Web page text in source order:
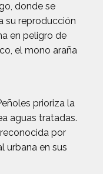
donde se
su reproducción
en peligro de
el mono araña
prioriza la
aguas tratadas.
por
urbana en sus